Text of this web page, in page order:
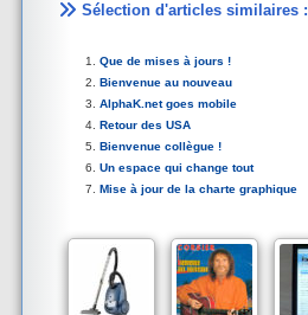
Sélection d'articles similaires :
Que de mises à jours !
Bienvenue au nouveau
AlphaK.net goes mobile
Retour des USA
Bienvenue collègue !
Un espace qui change tout
Mise à jour de la charte graphique